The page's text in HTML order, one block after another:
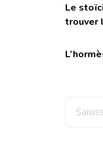
Le
trouver
Vous